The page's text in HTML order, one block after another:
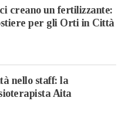
creano un fertilizzante:
per gli Orti in Città
nello staff: la
Aita